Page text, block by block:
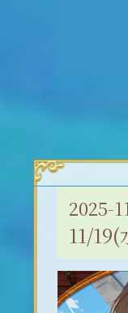
2025-
11/19(